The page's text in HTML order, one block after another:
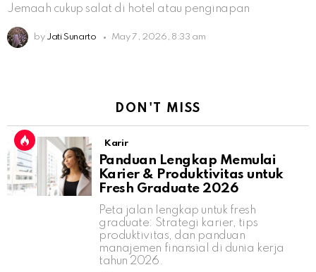
Jemaah cukup salat di hotel atau penginapan
by Jati Sunarto May 7, 2026, 8:33 am
DON'T MISS
Karir
Panduan Lengkap Memulai
Karier & Produktivitas untuk
Fresh Graduate 2026
Peta jalan lengkap untuk fresh
graduate: Strategi karier, tips
produktivitas, dan panduan
manajemen finansial di dunia kerja
tahun 2026.